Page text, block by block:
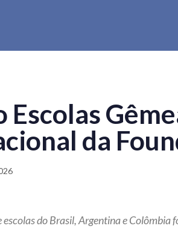
Escolas
da
do Brasil, Argentina e